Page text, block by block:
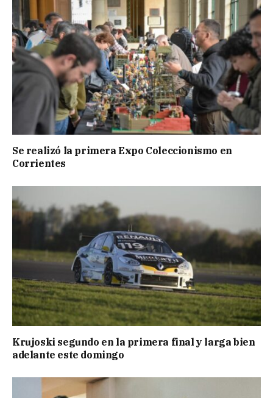
Se realizó la primera Expo Coleccionismo en
Corrientes
Krujoski segundo en la primera final y larga bien
adelante este domingo